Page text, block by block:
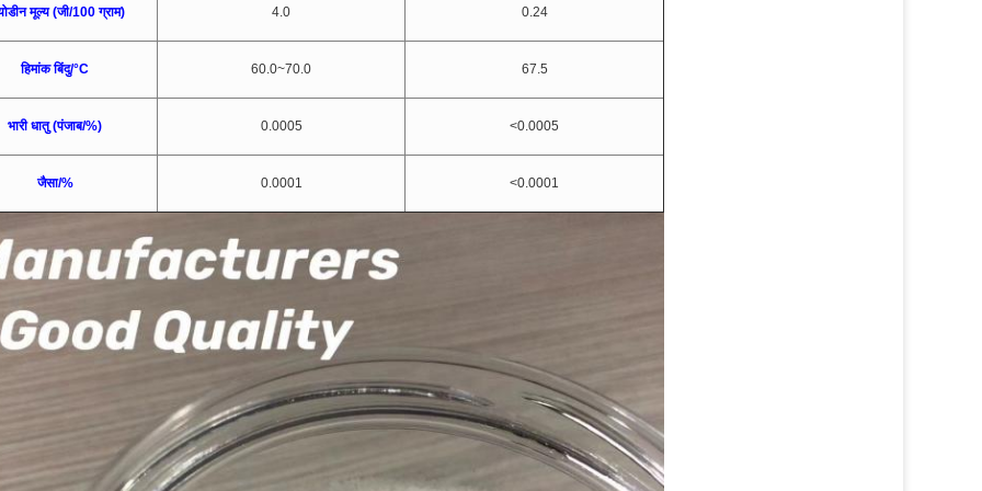
मूल्य (जी/100 ग्राम) 4.0 0.24
हिमांक बिंदु/°C 60.0~70.0 67.5
भारी धातु (पंजाब/%) 0.0005 <0.0005
जैसा/% 0.0001 <0.0001